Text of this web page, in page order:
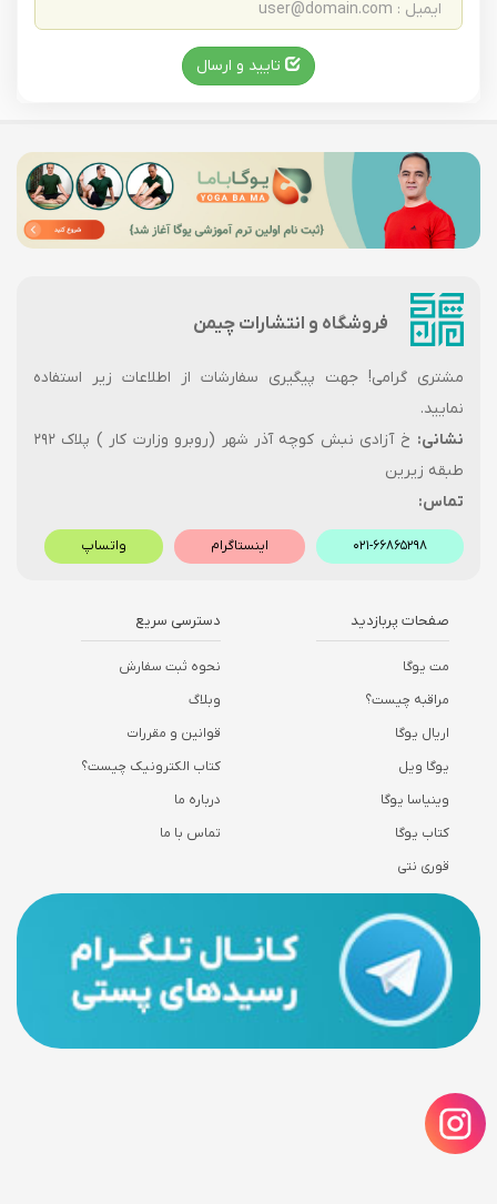
فروشگاه و انتشارات چیمن
مشتری گرامی! جهت پیگیری سفارشات از اطلاعات زیر استفاده
نمایید.
نشانی:
خ آزادی نبش کوچه آذر شهر (روبرو وزارت کار ) پلاک ۲۹۲
طبقه زیرین
تماس:
۰۲۱-۶۶۸۶۵۲۹۸ اینستاگرام واتساپ
صفحات پربازدید
مت یوگا
مراقبه چیست؟
اریال یوگا
یوگا ویل
وینیاسا یوگا
کتاب یوگا
قوری نتی
دسترسی سریع
نحوه ثبت سفارش
وبلاگ
قوانین و مقررات
کتاب الکترونیک چیست؟
درباره ما
تماس با ما